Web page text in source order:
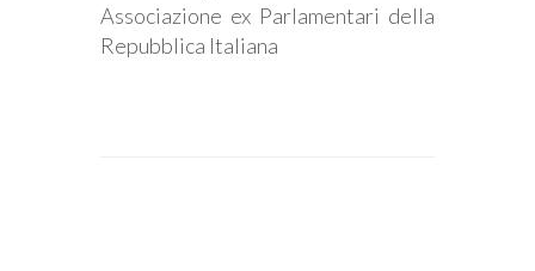
Associazione ex Parlamentari della
Repubblica Italiana